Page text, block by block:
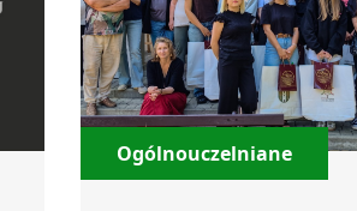
Ogólnouczelniane